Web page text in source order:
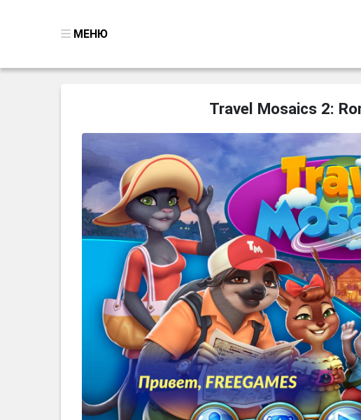
МЕНЮ
БИЗНЕС
ТРИ-В-РЯД
СТРАТЕГИИ
СТРЕЛЯЛКИ
КАК СКАЧАТЬ
НОВОСТИ
Travel Mosaics 2: